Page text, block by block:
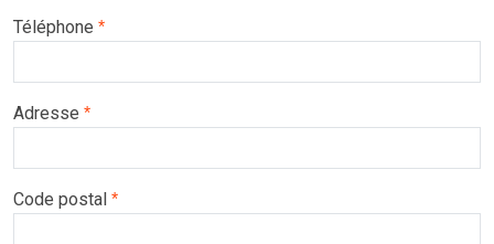
Téléphone *
Adresse *
Code postal *